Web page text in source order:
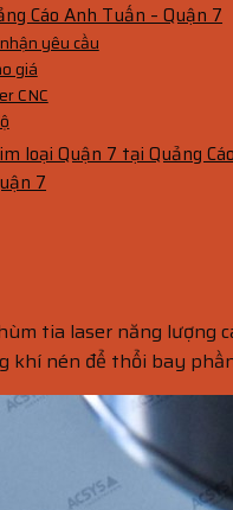
Cáo Anh Tuấn – Quận 7
yêu cầu
giá
CNC
loại Quận 7 tại Quảng
7
tia laser năng lượng
khí nén để thổi bay